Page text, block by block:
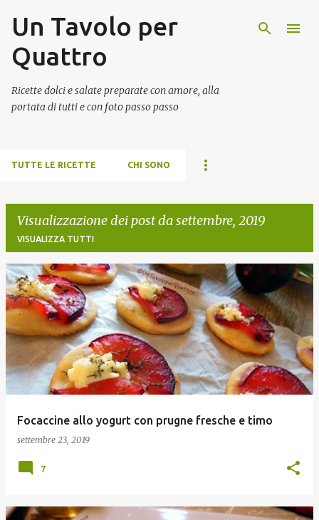
Passa ai contenuti principali
Un Tavolo per
Quattro
Ricette dolci e salate preparate con amore, alla
portata di tutti e con foto passo passo
TUTTE LE RICETTE CHI SONO
Visualizzazione dei post da settembre, 2019
VISUALIZZA TUTTI
P
o
s
t
Focaccine allo yogurt con prugne fresche e timo
settembre 23, 2019
7